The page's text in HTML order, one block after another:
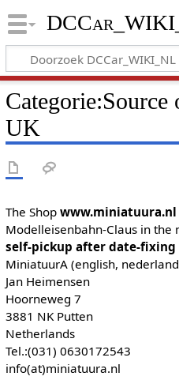
Categorie:Source
UK
The Shop www.miniatuura.nl
Modelleisenbahn-Claus in the
self-pickup after date-fixing
MiniatuurA (english,
Jan Heimensen
Hoorneweg 7
3881 NK Putten
Netherlands
Tel.:(031) 0630172543
info(at)miniatuura.nl